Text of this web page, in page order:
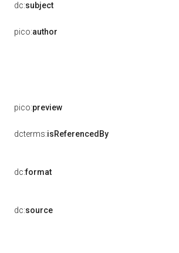
dc:subject
pico:author
pico:preview
dcterms:isReferencedBy
dc:format
dc:source